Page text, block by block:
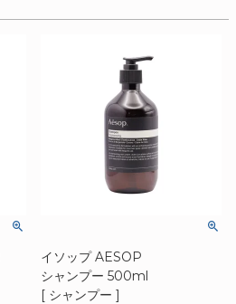
イソップ AESOP
シャンプー 500ml
[ シャンプー ]